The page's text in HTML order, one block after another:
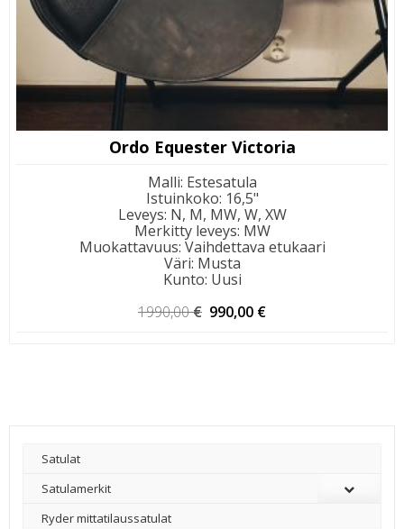
Ordo Equester Victoria
Malli: Estesatula
Istuinkoko: 16,5"
Leveys: N, M, MW, W, XW
Merkitty leveys: MW
Muokattavuus: Vaihdettava etukaari
Väri: Musta
Kunto: Uusi
1990,00€ Alkuperäinen
990,00 €
Satulat
Satulamerkit
Ryder mittatilaussatulat